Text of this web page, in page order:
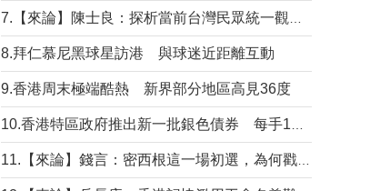
8.拜仁慕尼黑球星訪港 與球迷近距離互動
9.香港周末極端酷熱 新界部分地區高見36度